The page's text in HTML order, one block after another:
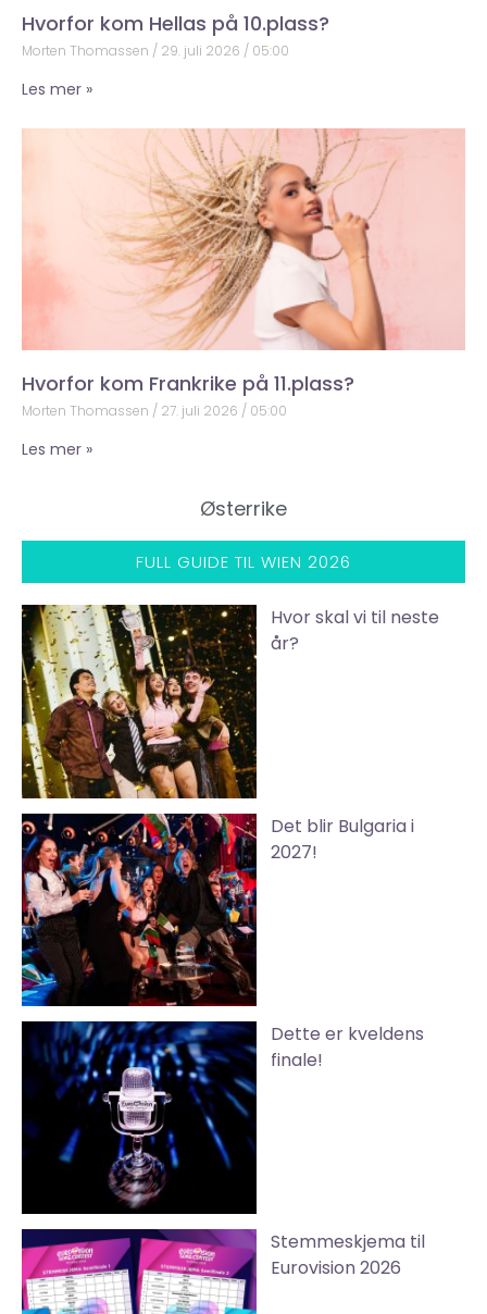
Hvorfor kom Hellas på 10.plass?
Morten Thomassen 29. juli 2026 05:00
Les mer »
Hvorfor kom Frankrike på 11.plass?
Morten Thomassen 27. juli 2026 05:00
Les mer »
Østerrike
FULL GUIDE TIL WIEN 2026
Hvor skal vi til neste
år?
Det blir Bulgaria i
2027!
Dette er kveldens
finale!
Stemmeskjema til
Eurovision 2026